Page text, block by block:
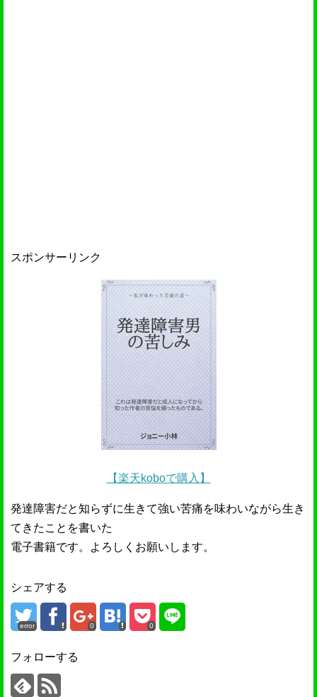
スポンサーリンク
【楽天koboで購入】
発達障害だと知らずに生きて強い苦痛を味わいながら生き
てきたことを書いた
電子書籍です。よろしくお願いします。
シェアする
error 0 0
フォローする